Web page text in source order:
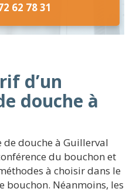
62 78 31
d’un
douche à
de douche à Guillerval
du bouchon et
à choisir dans le
Néanmoins, les